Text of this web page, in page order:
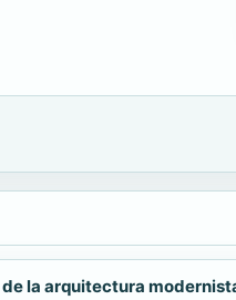
la arquitectura